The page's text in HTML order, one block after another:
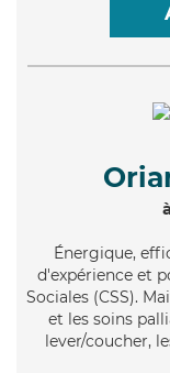
Énergique,
d'expérience et
Sociales (CSS).
et les soins
lever/coucher,